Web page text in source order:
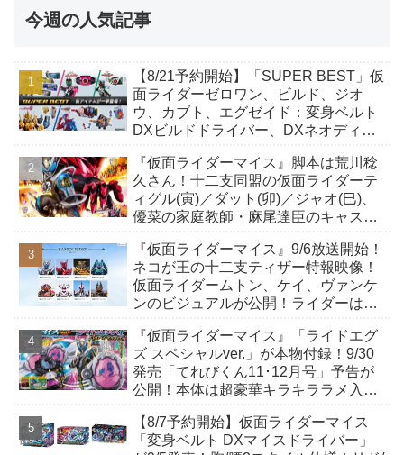
今週の人気記事
【8/21予約開始】「SUPER BEST」仮
面ライダーゼロワン、ビルド、ジオ
ウ、カブト、エグゼイド：変身ベルト
DXビルドドライバー、DXネオディケ
か12点！
『仮面ライダーマイス』脚本は荒川稔
久さん！十二支同盟の仮面ライダーテ
ィグル(寅)／ダット(卯)／ジャオ(巳)、
優菜の家庭教師・麻尾達臣のキャスト
んも変身！
『仮面ライダーマイス』9/6放送開始！
ネコが王の十二支ティザー特報映像！
仮面ライダームトン、ケイ、ヴァンケ
ンのビジュアルが公開！ライダーは子
『仮面ライダーマイス』「ライドエグ
ズ スペシャルver.」が本物付録！9/30
発売「てれびくん11･12月号」予告が
公開！本体は超豪華キラキララメ入
音声が！
【8/7予約開始】仮面ライダーマイス
「変身ベルト DXマイスドライバー」